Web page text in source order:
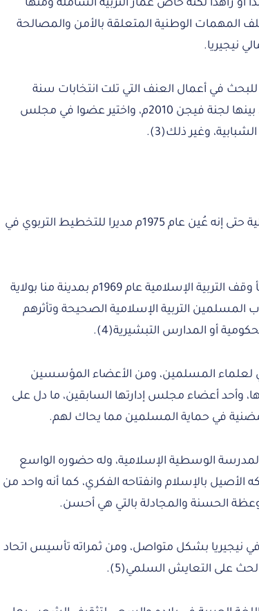
زاهدًا لكنه خاض غمار التربية الشاملة ومنها
المهمات الوطنية المتعلقة بالأمن والمصالحة
نيجيريا.
للبحث في أعمال العنف التي تلت انتخابات سنة
2011م، وكان عضوا بلجان خبراء حكومية، من بينها لجنة فيجن 2010م، واختير عضوا في مجلس
وغير ذلك(3).
وقد كان للشيخ أحمد ليمو جهودٌ تربوية عملية حتى إنه عُين عام 1975م مديرا للتخطيط التربوي في
ولم تتوقف جهوده التربوية عند ذلك، بل أنشأ وقف التربية الإسلامية عام 1969م بمدينة منا بولاية
التربية الإسلامية الصحيحة وتأثرهم
أو المدارس التبشيرية(4).
لعلماء المسلمين، ومن الأعضاء المؤسسين
وأحد أعضاء مجلس إدارتها السابقين، ما دل على
في حماية المسلمين مما يحاك لهم.
الوسطية الإسلامية، وله حضوره الواسع
بالإسلام وانفتاحه الفكري، كما أنه واحد من
الحسنة والمجادلة بالتي هي أحسن.
نيجيريا بشكل متواصل، ومن ثمراته تأسيس اتحاد
على التعايش السلمي(5).